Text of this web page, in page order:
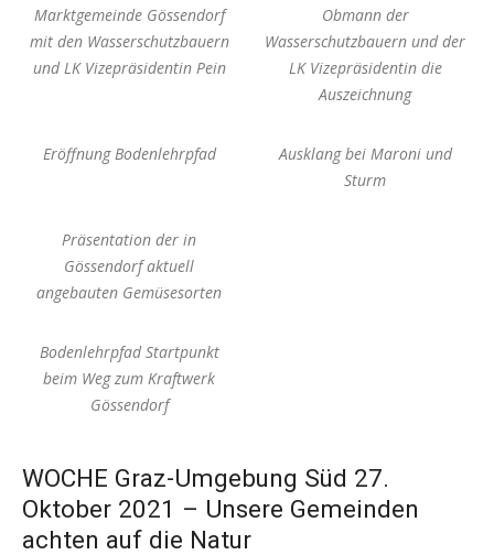
Marktgemeinde Gössendorf
mit den Wasserschutzbauern
und LK Vizepräsidentin Pein
Obmann der
Wasserschutzbauern und der
LK Vizepräsidentin die
Auszeichnung
Eröffnung Bodenlehrpfad
Ausklang bei Maroni und
Sturm
Präsentation der in
Gössendorf aktuell
angebauten Gemüsesorten
Bodenlehrpfad Startpunkt
beim Weg zum Kraftwerk
Gössendorf
WOCHE Graz-Umgebung Süd 27.
Oktober 2021 – Unsere Gemeinden
achten auf die Natur